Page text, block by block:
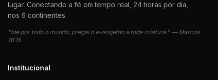
lugar. Conectando a fé em tempo real, 24 horas por dia,
nos 6 continentes.
"Ide por todo o mundo, pregai o evangelho a toda criatura." — Marcos
16:15
Institucional